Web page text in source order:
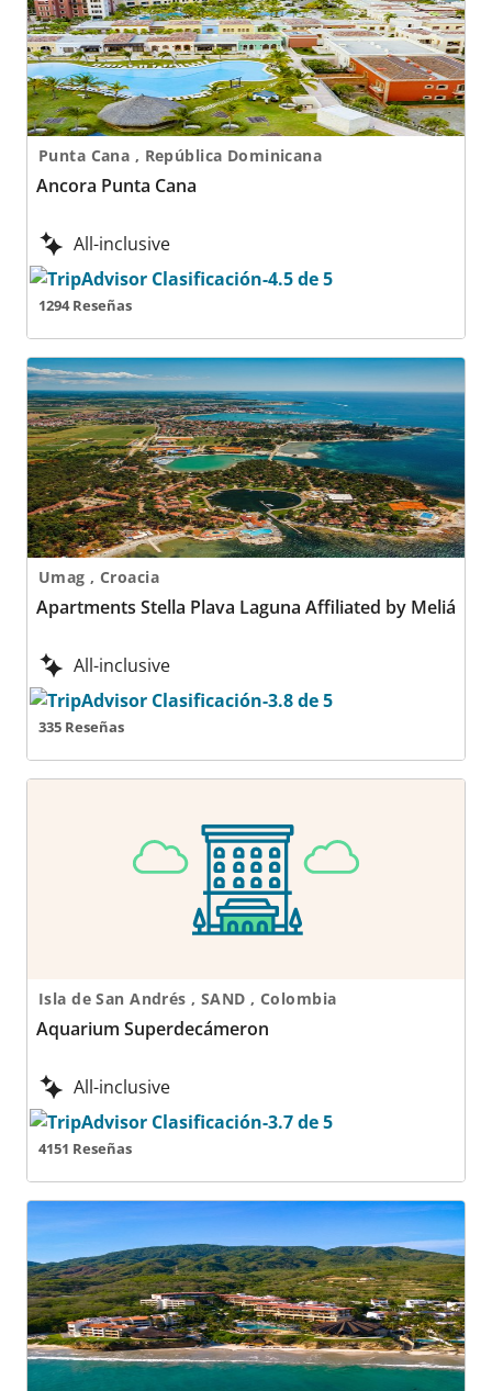
Punta Cana , República Dominicana
Ancora Punta Cana
All-inclusive
1294 Reseñas
Apartments Stella Plava Laguna Affiliated by Meliá
Umag , Croacia
Apartments Stella Plava Laguna Affiliated by Meliá
All-inclusive
335 Reseñas
Isla de San Andrés , SAND , Colombia
Aquarium Superdecámeron
All-inclusive
4151 Reseñas
Armony Marival Resort & Spa Punta de Mita -